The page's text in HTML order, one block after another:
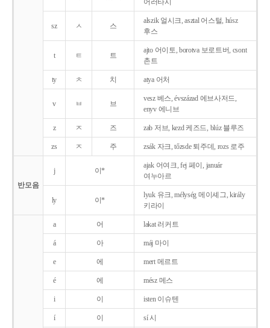
어러타시
sz ㅅ 스
alszik 얼시크, asztal 어스털, húsz
후스
t ㅌ 트
ajto 어이토, borotva 보로트버, csont
촌트
ty ㅊ 치 atya 어처
v ㅂ 브
vesz 베스, évszázad 에브사저드,
enyv 에니브
z ㅈ 즈 zab 저브, kezd 케즈드, blúz 블루즈
zs ㅈ 주 zsák 자크, tőzsde 퇴주데, rozs 로주
반모음
j 이*
ajak 어여크, fej 페이, január
여누아르
ly 이*
lyuk 유크, mélység 메이셰그, király
키라이
a 어 lakat 러커트
á 아 máj 마이
e 에 mert 메르트
é 에 mész 메스
i 이 isten 이슈텐
í 이 sí 시